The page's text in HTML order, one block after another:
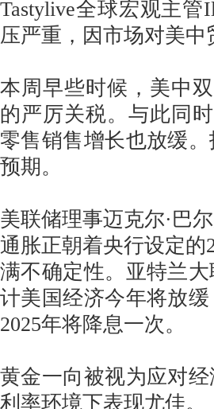
Tastylive全球宏观主
压严重，因市场对美
本周早些时候，美中
的严厉关税。与此同
零售销售增长也放缓
预期。
美联储理事迈克尔·巴
通胀正朝着央行设定
满不确定性。亚特兰
计美国经济今年将放
2025年将降息一次。
黄金一向被视为应对
利率环境下表现尤佳。